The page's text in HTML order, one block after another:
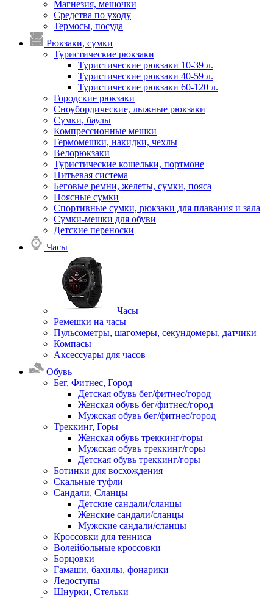
Магнезия, мешочки
Средства по уходу
Термосы, посуда
Рюкзаки, сумки
Туристические рюкзаки
Туристические рюкзаки 10-39 л.
Туристические рюкзаки 40-59 л.
Туристические рюкзаки 60-120 л.
Городские рюкзаки
Сноубордические, лыжные рюкзаки
Сумки, баулы
Компрессионные мешки
Гермомешки, накидки, чехлы
Велорюкзаки
Туристические кошельки, портмоне
Питьевая система
Беговые ремни, желеты, сумки, пояса
Поясные сумки
Спортивные сумки, рюкзаки для плавания и зала
Сумки-мешки для обуви
Детские переноски
Часы
Часы
Ремешки на часы
Пульсометры, шагомеры, секундомеры, датчики
Компасы
Аксессуары для часов
Обувь
Бег, Фитнес, Город
Детская обувь бег/фитнес/город
Женская обувь бег/фитнес/город
Мужская обувь бег/фитнес/город
Треккинг, Горы
Женская обувь треккинг/горы
Мужская обувь треккинг/горы
Детская обувь треккинг/горы
Ботинки для восхождения
Скальные туфли
Сандали, Сланцы
Детские сандали/сланцы
Женские сандали/сланцы
Мужские сандали/сланцы
Кроссовки для тенниса
Волейбольные кроссовки
Борцовки
Гамаши, бахилы, фонарики
Ледоступы
Шнурки, Стельки